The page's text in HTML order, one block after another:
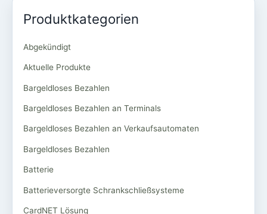
Produktkategorien
Abgekündigt
Aktuelle Produkte
Bargeldloses Bezahlen
Bargeldloses Bezahlen an Terminals
Bargeldloses Bezahlen an Verkaufsautomaten
Bargeldloses Bezahlen
Batterie
Batterieversorgte Schrankschließsysteme
CardNET Lösung